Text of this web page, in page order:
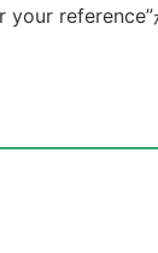
your reference”